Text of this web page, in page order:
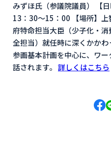
みずほ氏（参議院議員） 【
13：30～15：00 【場所】
府特命担当大臣（少子化・
全担当）就任時に深くかか
参画基本計画を中心に、ワ
話されます。 詳しくはこちら